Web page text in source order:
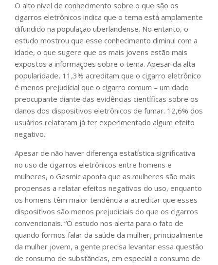
O alto nível de conhecimento sobre o que são os
cigarros eletrônicos indica que o tema está amplamente
difundido na população uberlandense. No entanto, o
estudo mostrou que esse conhecimento diminui com a
idade, o que sugere que os mais jovens estão mais
expostos a informações sobre o tema. Apesar da alta
popularidade, 11,3% acreditam que o cigarro eletrônico
é menos prejudicial que o cigarro comum – um dado
preocupante diante das evidências científicas sobre os
danos dos dispositivos eletrônicos de fumar. 12,6% dos
usuários relataram já ter experimentado algum efeito
negativo.
Apesar de não haver diferença estatística significativa
no uso de cigarros eletrônicos entre homens e
mulheres, o Gesmic aponta que as mulheres são mais
propensas a relatar efeitos negativos do uso, enquanto
os homens têm maior tendência a acreditar que esses
dispositivos são menos prejudiciais do que os cigarros
convencionais. “O estudo nos alerta para o fato de
quando formos falar da saúde da mulher, principalmente
da mulher jovem, a gente precisa levantar essa questão
de consumo de substâncias, em especial o consumo de